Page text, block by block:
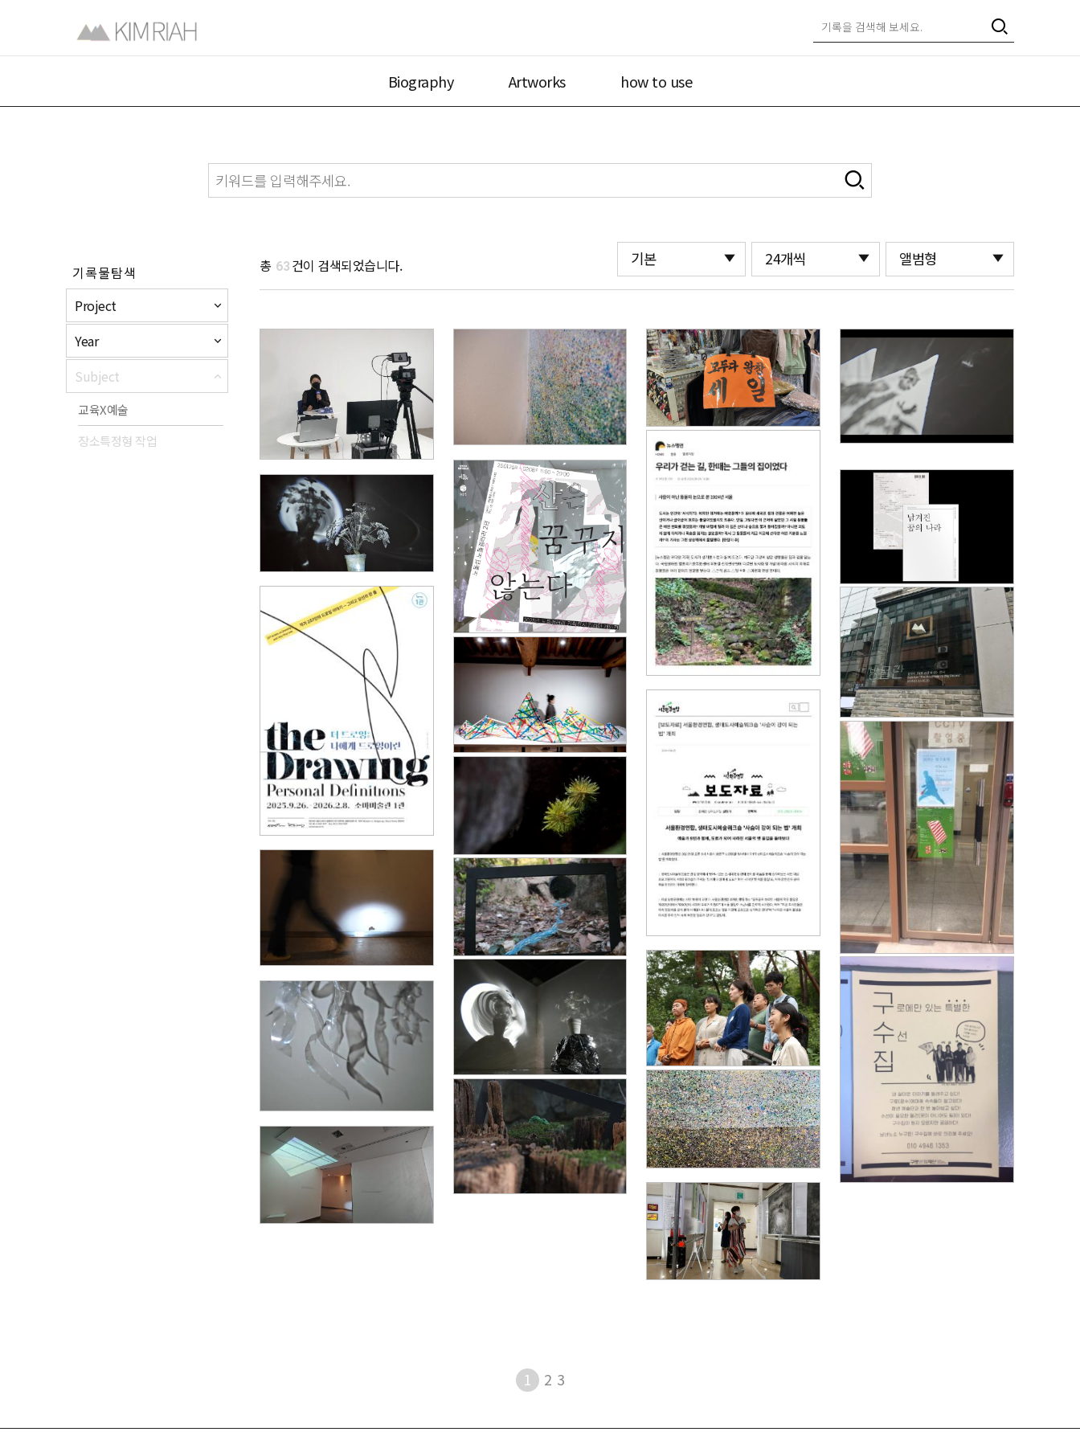
Biography Artworks how to use
기록물탐색
Project
Year
Subject
교육X예술
장소특정형 작업
총 63 건이 검색되었습니다. 기본 24개씩 앨범형
1 2 3